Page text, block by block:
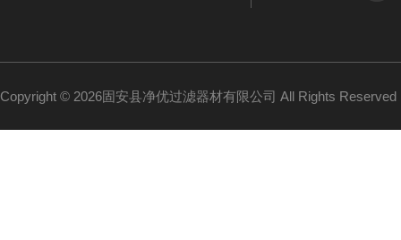
Copyright © 2026固安县净优过滤器材有限公司 All Rights